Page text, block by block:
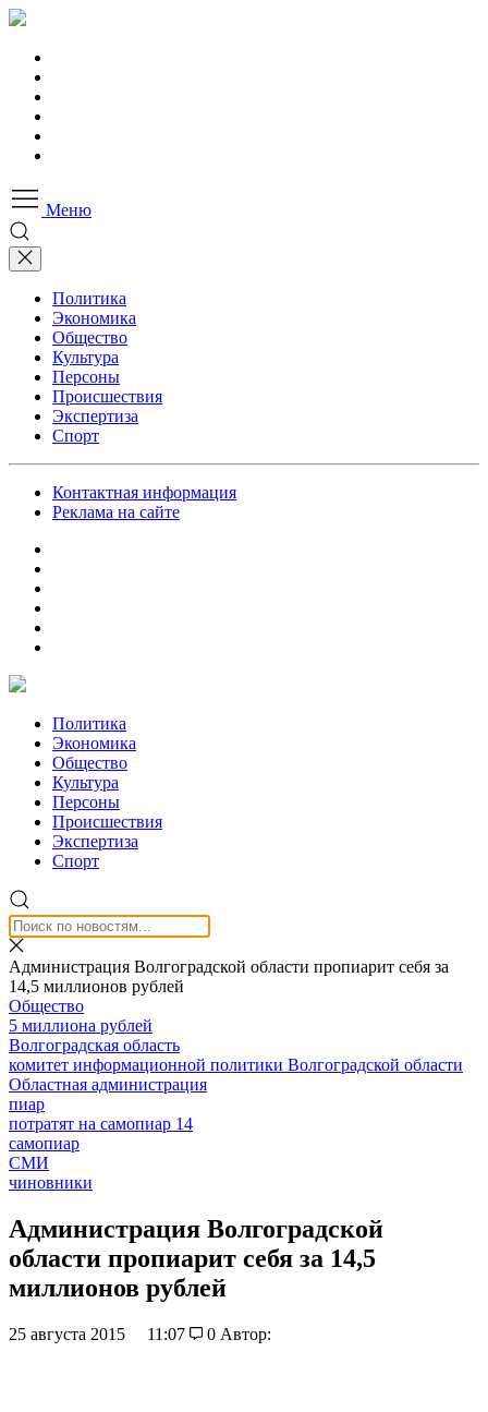
Меню
Политика
Экономика
Общество
Культура
Персоны
Происшествия
Экспертиза
Спорт
Контактная информация
Реклама на сайте
Политика
Экономика
Общество
Культура
Персоны
Происшествия
Экспертиза
Спорт
Администрация Волгоградской области пропиарит себя за
14,5 миллионов рублей
Общество
5 миллиона рублей
Волгоградская область
комитет информационной политики Волгоградской области
Областная администрация
пиар
потратят на самопиар 14
самопиар
СМИ
чиновники
Администрация Волгоградской
области пропиарит себя за 14,5
миллионов рублей
25 августа 2015 11:07 0 Автор: